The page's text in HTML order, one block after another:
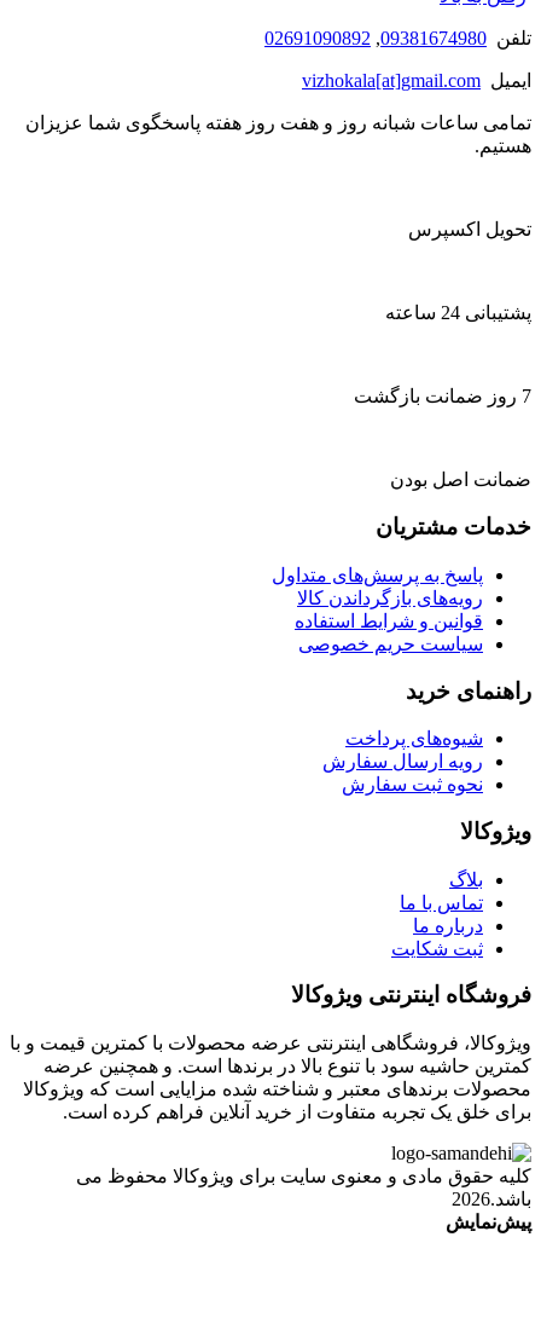
تلفن 09381674980
,
02691090892
ایمیل vizhokala[at]gmail.com
تمامی ساعات شبانه روز و هفت روز هفته پاسخگوی شما عزیزان
هستیم.
تحویل اکسپرس
پشتیبانی 24 ساعته
7 روز ضمانت بازگشت
ضمانت اصل بودن
خدمات مشتریان
پاسخ به پرسش‌های متداول
رویه‌های بازگرداندن کالا
قوانین و شرایط استفاده
سیاست حریم خصوصی
راهنمای خرید
شیوه‌های پرداخت
رویه ارسال سفارش
نحوه ثبت سفارش
ویژوکالا
بلاگ
تماس با ما
درباره ما
ثبت شکایت
فروشگاه اینترنتی ویژوکالا
ویژوکالا، فروشگاهی اینترنتی عرضه محصولات با کمترین قیمت و با
کمترین حاشیه سود با تنوع بالا در برندها است. و همچنین عرضه
محصولات برندهای معتبر و شناخته شده مزایایی است که ویژوکالا
برای خلق یک تجربه متفاوت از خرید آنلاین فراهم کرده است.
کلیه حقوق مادی و معنوی سایت برای ویژوکالا محفوظ می
باشد.2026
پیش‌نمایش